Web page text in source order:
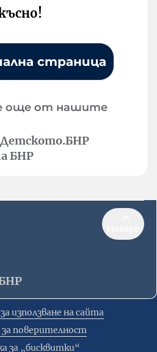
страница
още от нашите
Детското.БНР
БНР
използване на сайта
поверителност
за „бисквитки“